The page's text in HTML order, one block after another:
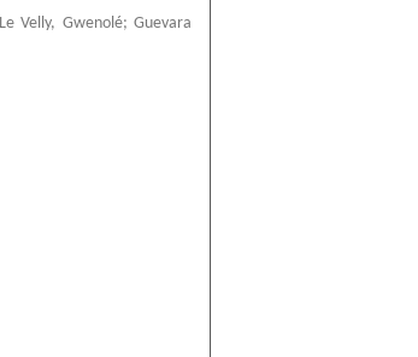
Le Velly, Gwenolé;Guevara